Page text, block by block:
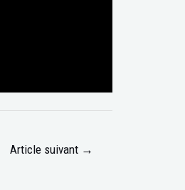
Article suivant →